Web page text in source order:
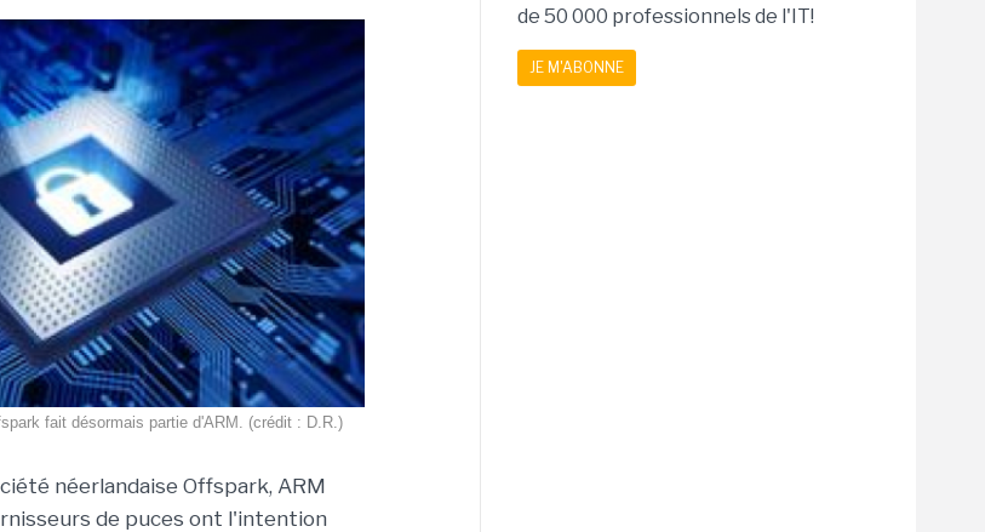
fait désormais partie d'ARM. (crédit : D.R.)
néerlandaise Offspark, ARM
de puces ont l'intention
de 50 000 professionnels de l'IT!
JE M'ABONNE